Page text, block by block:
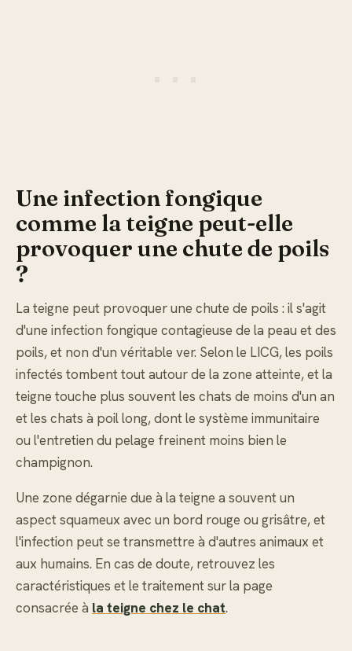
Une infection fongique
comme la teigne peut-elle
provoquer une chute de poils
?
La teigne peut provoquer une chute de poils : il s'agit
d'une infection fongique contagieuse de la peau et des
poils, et non d'un véritable ver. Selon le LICG, les poils
infectés tombent tout autour de la zone atteinte, et la
teigne touche plus souvent les chats de moins d'un an
et les chats à poil long, dont le système immunitaire
ou l'entretien du pelage freinent moins bien le
champignon.
Une zone dégarnie due à la teigne a souvent un
aspect squameux avec un bord rouge ou grisâtre, et
l'infection peut se transmettre à d'autres animaux et
aux humains. En cas de doute, retrouvez les
caractéristiques et le traitement sur la page
consacrée à la teigne chez le chat.